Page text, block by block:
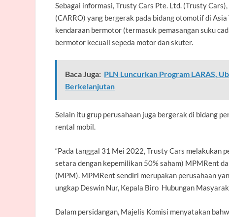
Sebagai informasi, Trusty Cars Pte. Ltd. (Trusty
(CARRO) yang bergerak pada bidang otomotif di
kendaraan bermotor (termasuk pemasangan suku
bermotor kecuali sepeda motor dan skuter.
Baca Juga: PLN Luncurkan Program LARAS,
Berkelanjutan
Selain itu grup perusahaan juga bergerak di bidang
rental mobil.
“Pada tanggal 31 Mei 2022, Trusty Cars melakukan
setara dengan kepemilikan 50% saham) MPMRent
(MPM). MPMRent sendiri merupakan perusahaan
ungkap Deswin Nur, Kepala Biro Hubungan
Dalam persidangan, Majelis Komisi menyatakan